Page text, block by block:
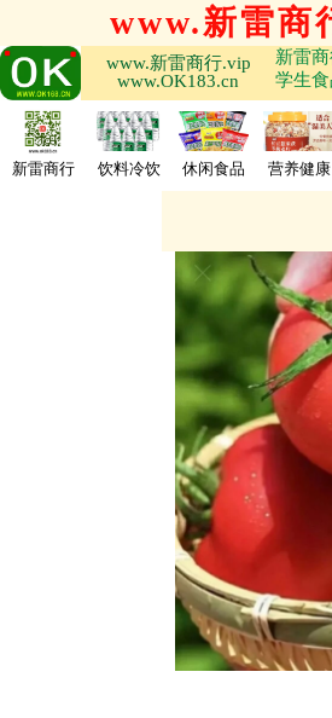
www.新雷商
www.新雷商行.vip
www.OK183.cn
新雷
学生食
新雷商行 饮料冷饮 休闲食品 营养健康